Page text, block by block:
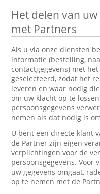
Het delen van
met Partners
Als u via onze diensten
informatie (bestelling,
contactgegevens) met
geselecteerd, zodat het
leveren en waar nodig
om uw klacht op te
persoonsgegevens
nemen als dat nodig is
U bent een directe klant
de Partner zijn eigen
verplichtingen voor de
persoonsgegevens. Voor
uw gegevens omgaat,
op te nemen met de